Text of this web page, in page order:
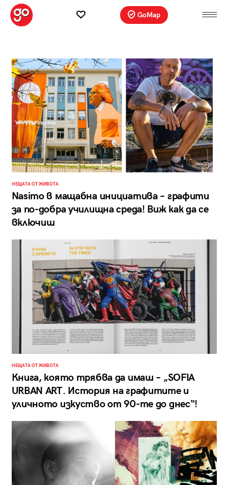
GoMap
НЕЩАТА ОТ ЖИВОТА
Nasimo в мащабна инициатива – графити
за по-добра училищна среда! Виж как да се
включиш
НЕЩАТА ОТ ЖИВОТА
Книга, която трябва да имаш – „SOFIA
URBAN ART. История на графитите и
уличното изкуство от 90-те до днес“!